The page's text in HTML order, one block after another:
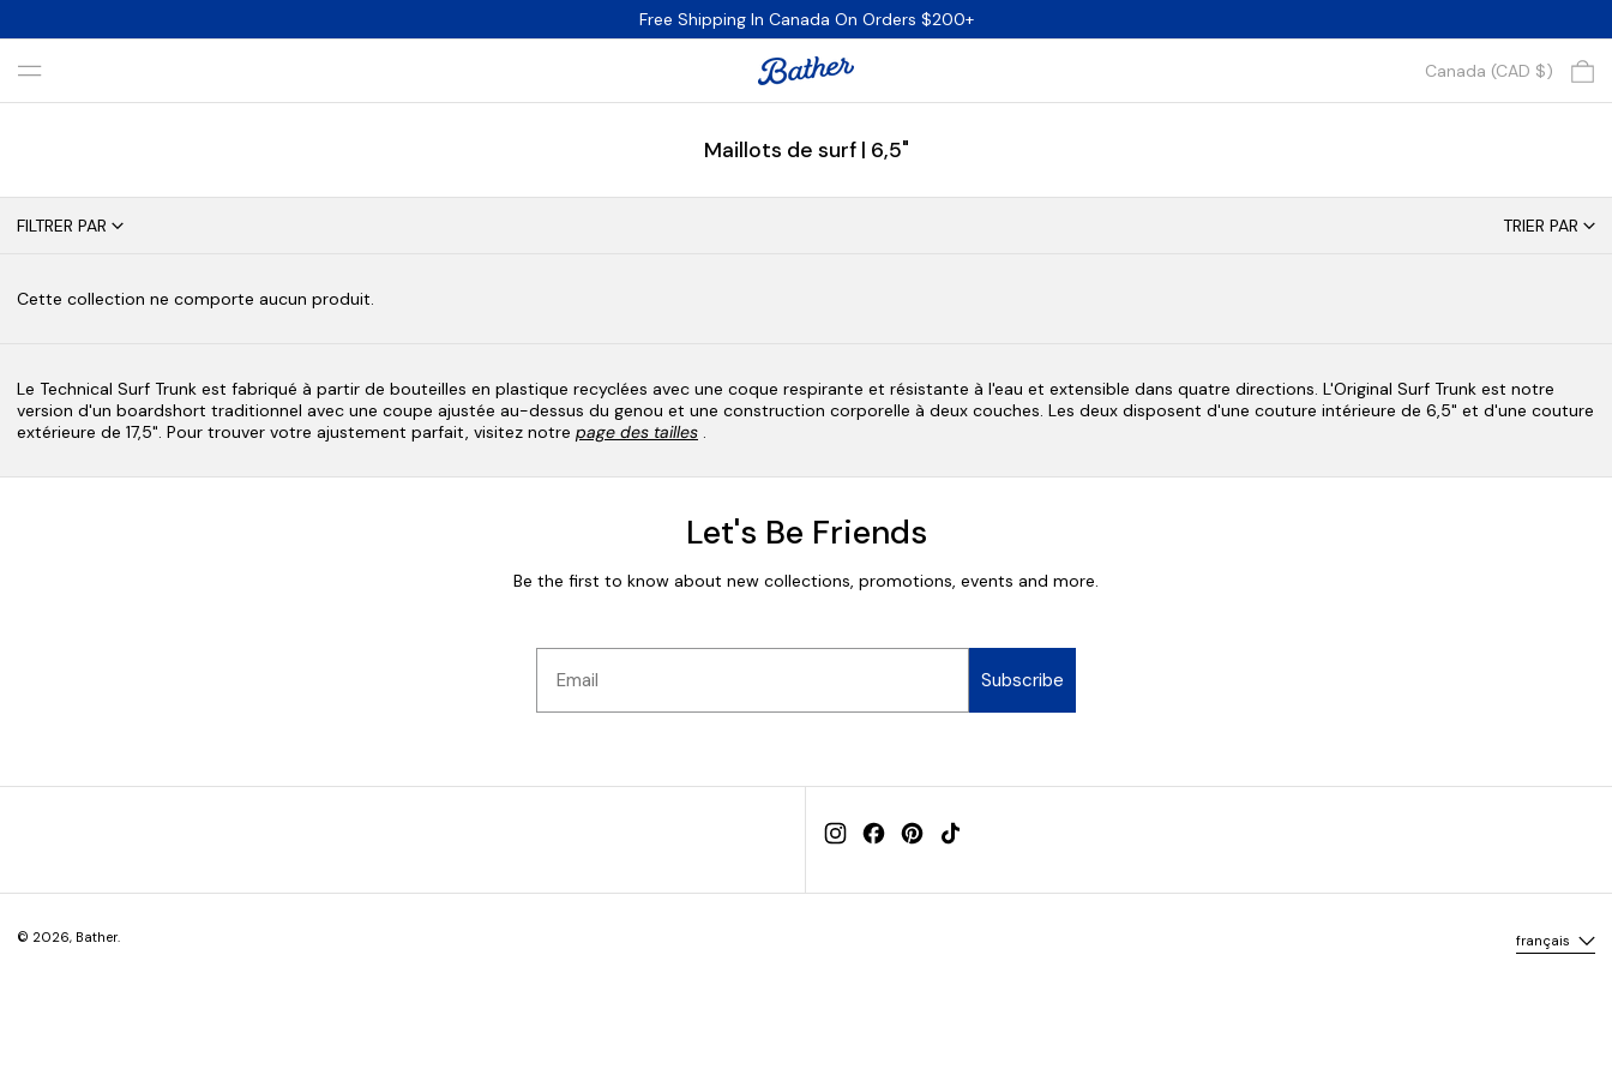
Free Shipping In Canada On Orders $200+
Menu Canada (CAD $)
Maillots de surf | 6,5"
FILTRER PAR
TRIER PAR
Cette collection ne comporte aucun produit.
Le Technical Surf Trunk est fabriqué à partir de bouteilles en plastique recyclées avec une coque respirante et résistante à l'eau et extensible dans quatre directions. L'Original Surf Trunk est notre
version d'un boardshort traditionnel avec une coupe ajustée au-dessus du genou et une construction corporelle à deux couches. Les deux disposent d'une couture intérieure de 6,5" et d'une couture
extérieure de 17,5". Pour trouver votre ajustement parfait, visitez notre page des tailles .
Let's Be Friends
Be the first to know about new collections, promotions, events and more.
Subscribe
InstagramFacebookPinterest
© 2026, Bather. Langue
français